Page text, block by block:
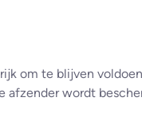
om te blijven
afzender wordt